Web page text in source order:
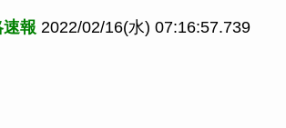
報 2022/02/16(水) 07:16:57.739